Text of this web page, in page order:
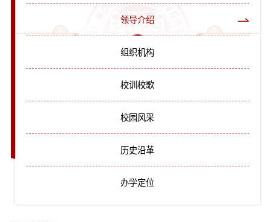
领导介绍
组织机构
校训校歌
校园风采
历史沿革
办学定位